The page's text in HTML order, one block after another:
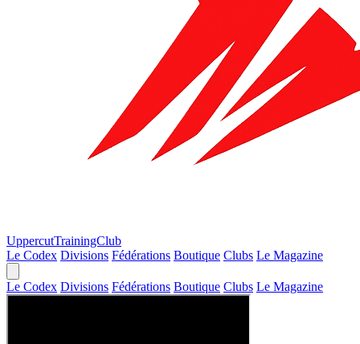
UppercutTrainingClub
Le Codex Divisions Fédérations Boutique Clubs Le Magazine
Le Codex Divisions Fédérations Boutique Clubs Le Magazine